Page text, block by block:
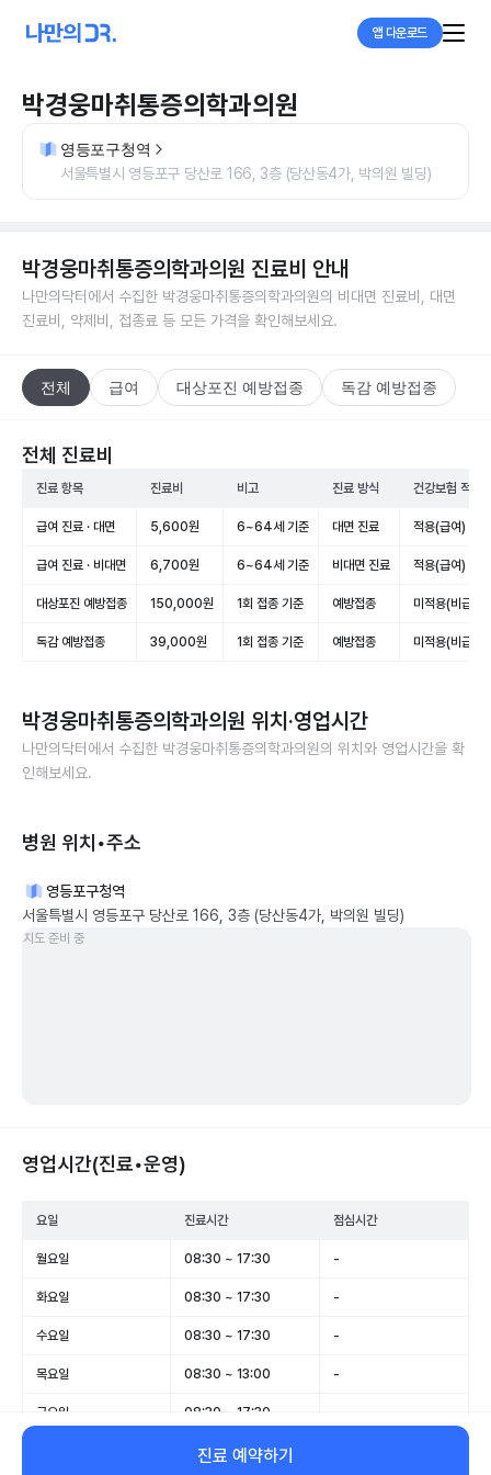
앱 다운로드
박경웅마취통증의학과의원
영등포구청역
서울특별시 영등포구 당산로 166, 3층 (당산동4가, 박의원 빌딩)
박경웅마취통증의학과의원 진료비 안내
나만의닥터에서 수집한 박경웅마취통증의학과의원의 비대면 진료비, 대면
진료비, 약제비, 접종료 등 모든 가격을 확인해보세요.
전체 급여 대상포진 예방접종 독감 예방접종
전체 진료비
진료 항목 진료비 비고 진료 방식 건강보험 적용
급여 진료 · 대면 5,600원 6~64세 기준 대면 진료 적용(급여)
급여 진료 · 비대면 6,700원 6~64세 기준 비대면 진료 적용(급여)
대상포진 예방접종 150,000원 1회 접종 기준 예방접종 미적용(비급여)
독감 예방접종 39,000원 1회 접종 기준 예방접종 미적용(비급여)
박경웅마취통증의학과의원 위치·영업시간
나만의닥터에서 수집한 박경웅마취통증의학과의원의 위치와 영업시간을 확
인해보세요.
병원 위치•주소
영등포구청역
서울특별시 영등포구 당산로 166, 3층 (당산동4가, 박의원 빌딩)
지도 준비 중
영업시간(진료•운영)
요일 진료시간 점심시간
월요일 08:30 ~ 17:30 -
화요일 08:30 ~ 17:30 -
수요일 08:30 ~ 17:30 -
목요일 08:30 ~ 13:00 -
금요일 08:30 ~ 17:30
08:30 ~ 13:00
진료 예약하기